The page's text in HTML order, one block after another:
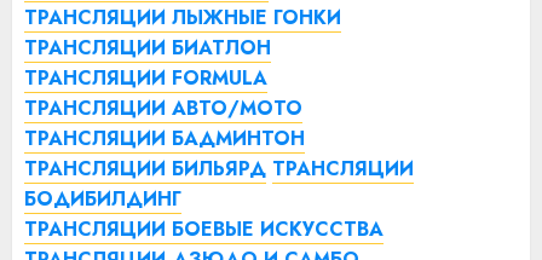
ТРАНСЛЯЦИИ ЛЫЖНЫЕ ГОНКИ
ТРАНСЛЯЦИИ БИАТЛОН
ТРАНСЛЯЦИИ FORMULA
ТРАНСЛЯЦИИ АВТО/МОТО
ТРАНСЛЯЦИИ БАДМИНТОН
ТРАНСЛЯЦИИ БИЛЬЯРД ТРАНСЛЯЦИИ
БОДИБИЛДИНГ
ТРАНСЛЯЦИИ БОЕВЫЕ ИСКУССТВА